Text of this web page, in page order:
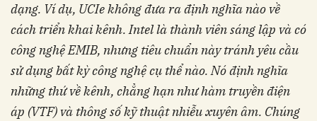
dạng. Ví dụ, UCIe không đưa rađịnh nghĩa nào về
cách triển khai kênh. Intellà thành viên sáng lập và có
công nghệ EMIB, nhưng tiêu chuẩn này tránh yêu cầu
sử dụngbất kỳ công nghệ cụ thể nào. Nó định nghĩa
những thứ về kênh, chẳng hạn như hàm truyềnđiện
áp (VTF) và thông số kỹ thuật nhiễu xuyênâm. Chúng